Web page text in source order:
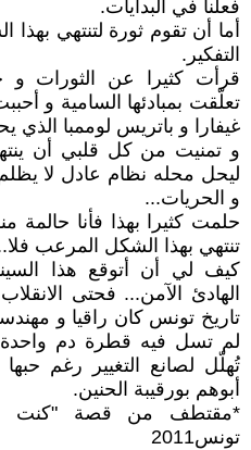
فعلنا في البدايات.
أما أن تقوم ثورة لتنتهي
التفكير.
قرأت كثيرا عن الثورات و
تعلّقت بمبادئها السامية و
غيفارا و باتريس لوممبا
و تمنيت من كل قلبي أن
ليحل محله نظام عادل لا يظلم
و الحريات...
حلمت كثيرا بهذا فأنا حالمة
تنتهي بهذا الشكل المرعب
كيف لي أن أتوقع هذا
الهادئ الآمن... فحتى
تاريخ تونس كان راقيا و
لم تسل فيه قطرة دم
تُهلّل لصانع التغيير رغم حبها
أبوهم بورقيبة الحنين.
*مقتطف من قصة ʺكنت
تونس2011